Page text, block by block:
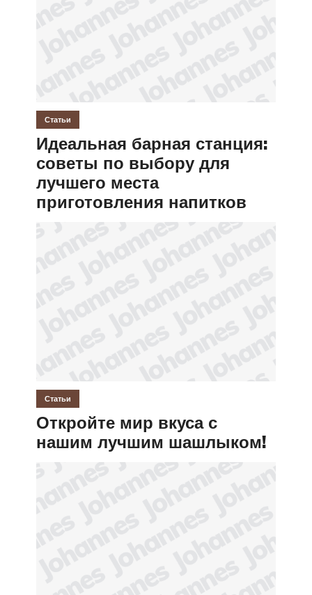
Статьи
Идеальная барная станция:
советы по выбору для
лучшего места
приготовления напитков
Статьи
Откройте мир вкуса с
нашим лучшим шашлыком!